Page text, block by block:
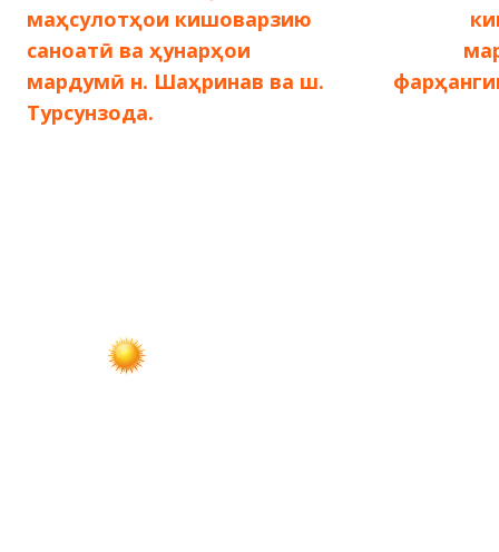
по
записям
запись:
маҳсулотҳои кишоварзию
саноатӣ ва ҳунарҳои
мардумӣ н. Шаҳринав ва ш.
Турсунзода.